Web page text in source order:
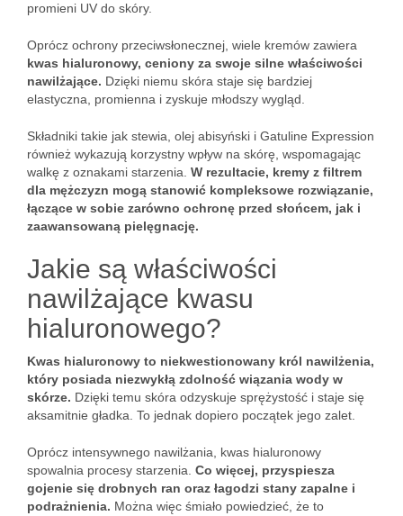
promieni UV do skóry.
Oprócz ochrony przeciwsłonecznej, wiele kremów zawiera
kwas hialuronowy, ceniony za swoje silne właściwości
nawilżające. Dzięki niemu skóra staje się bardziej
elastyczna, promienna i zyskuje młodszy wygląd.
Składniki takie jak stewia, olej abisyński i Gatuline Expression
również wykazują korzystny wpływ na skórę, wspomagając
walkę z oznakami starzenia. W rezultacie, kremy z filtrem
dla mężczyzn mogą stanowić kompleksowe rozwiązanie,
łączące w sobie zarówno ochronę przed słońcem, jak i
zaawansowaną pielęgnację.
Jakie są właściwości
nawilżające kwasu
hialuronowego?
Kwas hialuronowy to niekwestionowany król nawilżenia,
który posiada niezwykłą zdolność wiązania wody w
skórze. Dzięki temu skóra odzyskuje sprężystość i staje się
aksamitnie gładka. To jednak dopiero początek jego zalet.
Oprócz intensywnego nawilżania, kwas hialuronowy
spowalnia procesy starzenia. Co więcej, przyspiesza
gojenie się drobnych ran oraz łagodzi stany zapalne i
podrażnienia. Można więc śmiało powiedzieć, że to